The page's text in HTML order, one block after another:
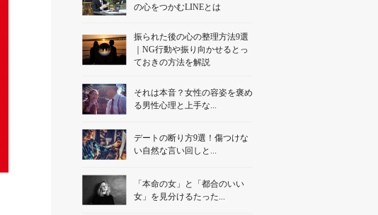
の心をつかむLINEとは
振られた後の心の整理方法9選
｜NG行動や振り向かせるとっ
ておきの方法を解説
それは本音？女性の容姿を褒め
る男性心理と上手な...
デートの断り方9選！傷つけな
い自然な言い回しと...
「本命の女」と「都合のいい
女」を見分けるたった...